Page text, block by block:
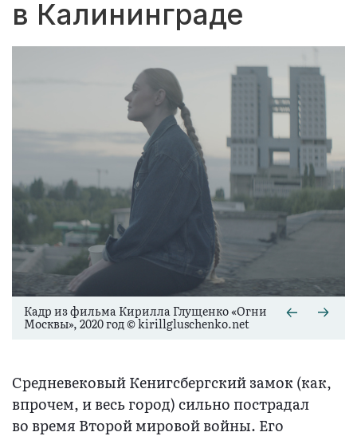
в Калининграде
Кадр из фильма Кирилла Глущенко «Огни
Москвы», 2020 год © kirillgluschenko.net
Средневековый Кенигсбергский замок (как,
впрочем, и весь город) сильно пострадал
во время Второй мировой войны. Его